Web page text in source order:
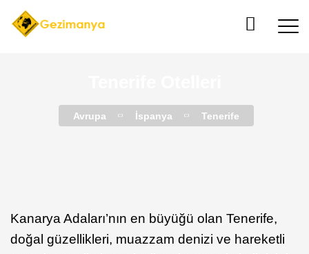
Avrupa İspanya Tenerife
Kanarya Adaları’nın en büyüğü olan Tenerife,
doğal güzellikleri, muazzam denizi ve hareketli